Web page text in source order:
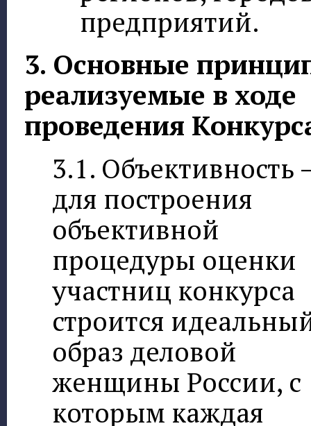
предприятий.
3. Основные
реализуемые в ходе
проведения
3.1. Объективность
для построения
объективной
процедуры оценки
участниц конкурса
строится
образ деловой
женщины России, с
которым каждая